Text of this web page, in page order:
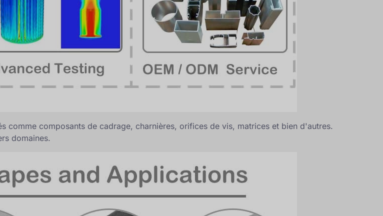
comme composants de cadrage, charnières, orifices de vis, matrices et bien d'autres.
domaines.